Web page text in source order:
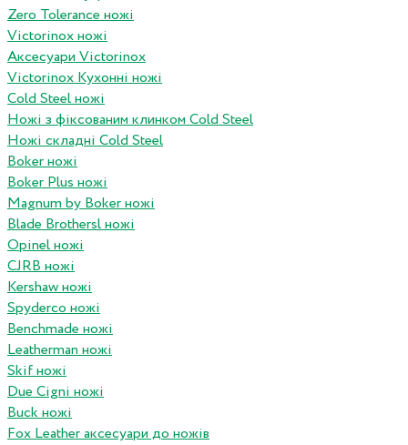
Zero Tolerance ножі
Victorinox ножі
Аксесуари Victorinox
Victorinox Кухонні ножі
Cold Steel ножі
Ножі з фіксованим клинком Cold Steel
Ножі складні Cold Steel
Boker ножі
Boker Plus ножі
Magnum by Boker ножі
Blade Brothersl ножі
Opinel ножі
CJRB ножі
Kershaw ножі
Spyderco ножі
Benchmade ножі
Leatherman ножі
Skif ножі
Due Cigni ножі
Buck ножі
Fox Leather аксесуари до ножів